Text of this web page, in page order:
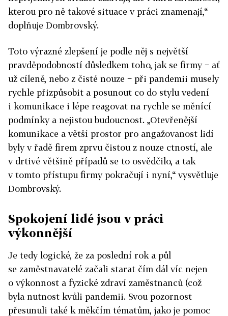
kterou pro ně takové situace v práci znamenají,“
doplňuje Dombrovský.
Toto výrazné zlepšení je podle něj s největší
pravděpodobností důsledkem toho, jak se firmy − ať
už cíleně, nebo z čisté nouze − při pandemii musely
rychle přizpůsobit a posunout co do stylu vedení
i komunikace i lépe reagovat na rychle se měnící
podmínky a nejistou budoucnost. „Otevřenější
komunikace a větší prostor pro angažovanost lidí
byly v řadě firem zprvu čistou z nouze ctností, ale
v drtivé většině případů se to osvědčilo, a tak
v tomto přístupu firmy pokračují i nyní,“ vysvětluje
Dombrovský.
Spokojení lidé jsou v práci
výkonnější
Je tedy logické, že za poslední rok a půl
se zaměstnavatelé začali starat čím dál víc nejen
o výkonnost a fyzické zdraví zaměstnanců (což
byla nutnost kvůli pandemii. Svou pozornost
přesunuli také k měkčím tématům, jako je pomoc